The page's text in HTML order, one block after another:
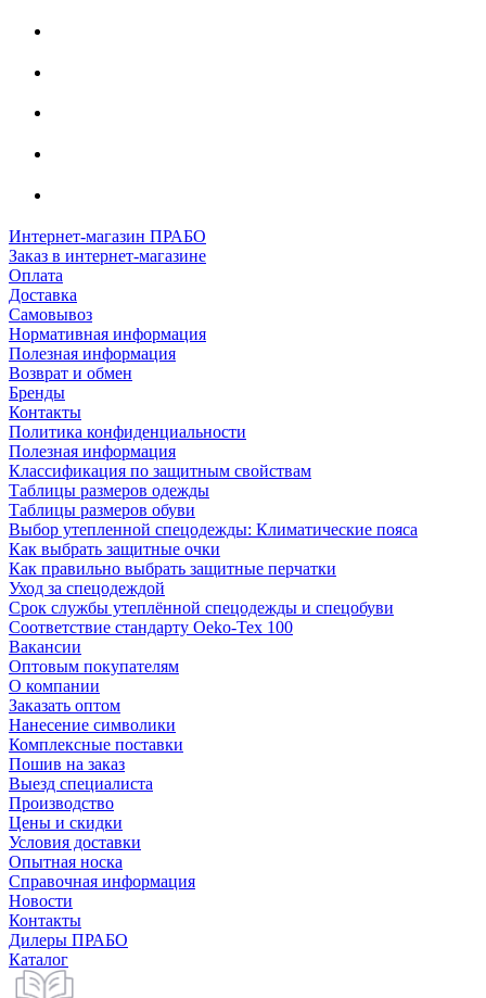
Интернет-магазин ПРАБО
Заказ в интернет-магазине
Оплата
Доставка
Самовывоз
Нормативная информация
Полезная информация
Возврат и обмен
Бренды
Контакты
Политика конфиденциальности
Полезная информация
Классификация по защитным свойствам
Таблицы размеров одежды
Таблицы размеров обуви
Выбор утепленной спецодежды: Климатические пояса
Как выбрать защитные очки
Как правильно выбрать защитные перчатки
Уход за спецодеждой
Срок службы утеплённой спецодежды и спецобуви
Соответствие стандарту Oeko-Tex 100
Вакансии
Оптовым покупателям
О компании
Заказать оптом
Нанесение символики
Комплексные поставки
Пошив на заказ
Выезд специалиста
Производство
Цены и скидки
Условия доставки
Опытная носка
Справочная информация
Новости
Контакты
Дилеры ПРАБО
Каталог